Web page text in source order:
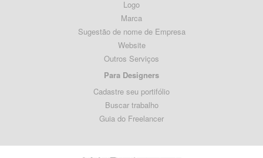
Logo
Marca
Sugestão de nome de Empresa
Website
Outros Serviços
Para Designers
Cadastre seu portifólio
Buscar trabalho
Guia do Freelancer